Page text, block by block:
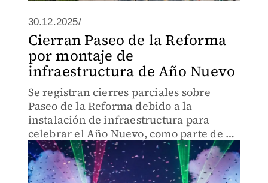
30.12.2025/
Cierran Paseo de la Reforma
por montaje de
infraestructura de Año Nuevo
Se registran cierres parciales sobre
Paseo de la Reforma debido a la
instalación de infraestructura para
celebrar el Año Nuevo, como parte de un
evento programado en la zona.
Autoridades recomiendan usar vías
alternas y prever tiempos de traslado.